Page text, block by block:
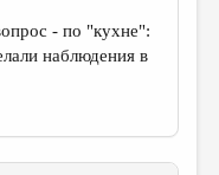
- по "кухне":
наблюдения в